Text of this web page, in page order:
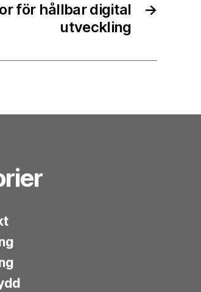
→
för hållbar digital
utveckling